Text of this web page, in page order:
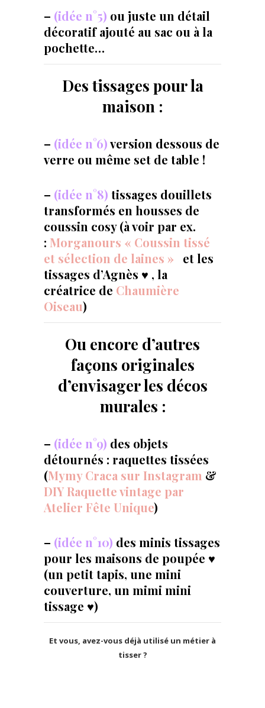
– (idée n°5) ou juste un détail
décoratif ajouté au sac ou à la
pochette…
Des tissages pour la
maison :
– (idée n°6)version dessous de
verre ou même set de table !
– (idée n°8) tissages douillets
transformés en housses de
coussin cosy (à voir par ex.
: Morganours « Coussin tissé
et sélection de laines » et les
tissages d’Agnès ♥ , la
créatrice de Chaumière
Oiseau)
Ou encore d’autres
façons originales
d’envisager les décos
murales :
– (idée n°9) des objets
détournés : raquettes tissées
(Mymy Craca sur Instagram &
DIY Raquette vintage par
Atelier Fête Unique)
– (idée n°10) des minis tissages
pour les maisons de poupée ♥
(un petit tapis, une mini
couverture, un mimi mini
tissage ♥)
Et vous, avez-vous déjà utilisé un métier à
tisser ?